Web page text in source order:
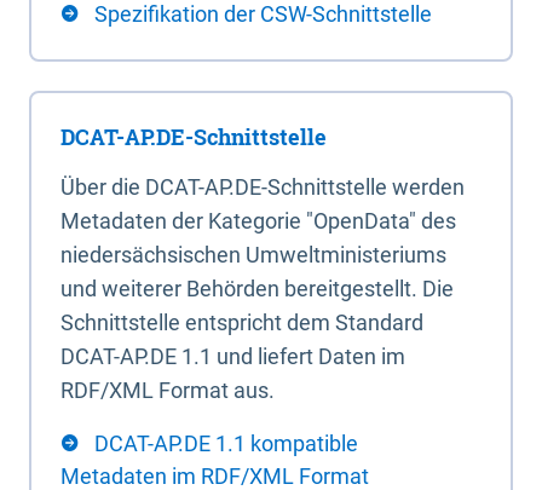
Spezifikation der CSW-Schnittstelle
DCAT-AP.DE-Schnittstelle
Über die DCAT-AP.DE-Schnittstelle werden
Metadaten der Kategorie "OpenData" des
niedersächsischen Umweltministeriums
und weiterer Behörden bereitgestellt. Die
Schnittstelle entspricht dem Standard
DCAT-AP.DE 1.1 und liefert Daten im
RDF/XML Format aus.
DCAT-AP.DE 1.1 kompatible
Metadaten im RDF/XML Format